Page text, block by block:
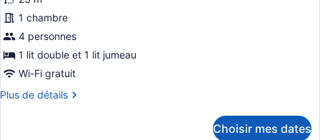
ce
type
de
chambre :
Chambre
triple
Deluxe,
1 chambre
4 personnes
1 lit double et 1 lit jumeau
Wi-Fi gratuit
Plus de détails
Plus
Choisir mes dates